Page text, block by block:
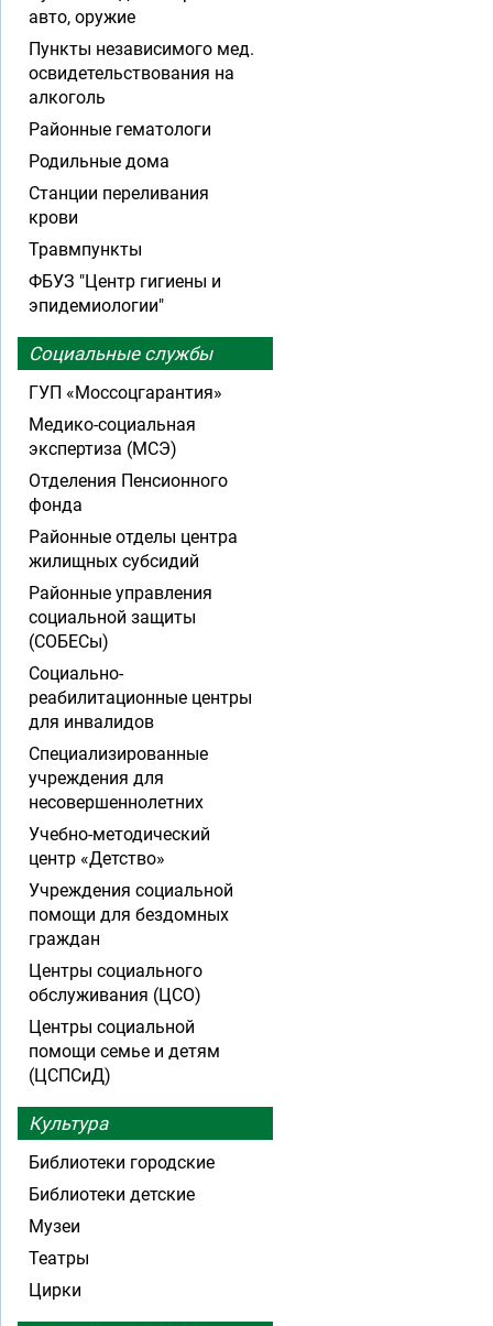
авто, оружие
Пункты независимого мед.
освидетельствования на
алкоголь
Районные гематологи
Родильные дома
Станции переливания
крови
Травмпункты
ФБУЗ "Центр гигиены и
эпидемиологии"
Социальные службы
ГУП «Моссоцгарантия»
Медико-социальная
экспертиза (МСЭ)
Отделения Пенсионного
фонда
Районные отделы центра
жилищных субсидий
Районные управления
социальной защиты
(СОБЕСы)
Социально-
реабилитационные центры
для инвалидов
Специализированные
учреждения для
несовершеннолетних
Учебно-методический
центр «Детство»
Учреждения социальной
помощи для бездомных
граждан
Центры социального
обслуживания (ЦСО)
Центры социальной
помощи семье и детям
(ЦСПСиД)
Культура
Библиотеки городские
Библиотеки детские
Музеи
Театры
Цирки